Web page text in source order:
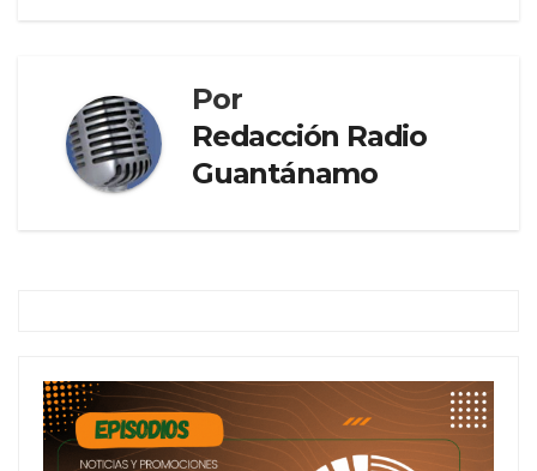
Por
Redacción Radio
Guantánamo